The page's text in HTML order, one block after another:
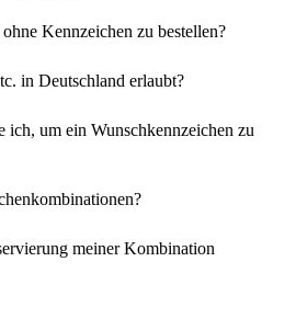
Kennzeichen zu bestellen?
in Deutschland erlaubt?
ich, um ein Wunschkennzeichen zu
meiner Kombination